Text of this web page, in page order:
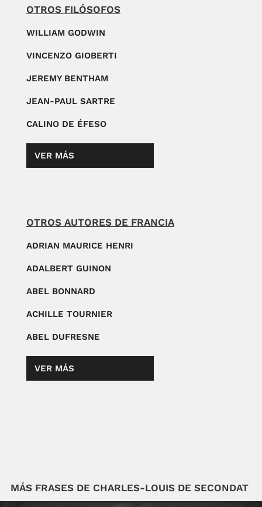
OTROS FILÓSOFOS
WILLIAM GODWIN
VINCENZO GIOBERTI
JEREMY BENTHAM
JEAN-PAUL SARTRE
CALINO DE ÉFESO
VER MÁS
OTROS AUTORES DE FRANCIA
ADRIAN MAURICE HENRI
ADALBERT GUINON
ABEL BONNARD
ACHILLE TOURNIER
ABEL DUFRESNE
VER MÁS
MÁS FRASES DE CHARLES-LOUIS DE SECONDAT